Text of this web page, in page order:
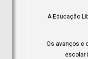
A Educação
Os avanços e
escolar